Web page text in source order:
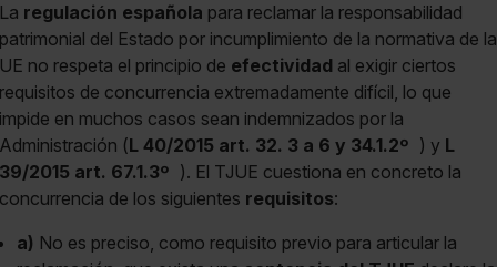
La regulación española para reclamar la responsabilidad
patrimonial del Estado por incumplimiento de la normativa de la
UE no respeta el principio de efectividad al exigir ciertos
requisitos de concurrencia extremadamente difícil, lo que
impide en muchos casos sean indemnizados por la
Administración (L 40/2015 art. 32. 3 a 6 y 34.1.2º ) y L
39/2015 art. 67.1.3º ). El TJUE cuestiona en concreto la
concurrencia de los siguientes requisitos:
a) No es preciso, como requisito previo para articular la